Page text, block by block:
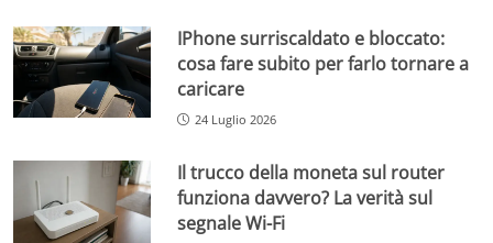
IPhone surriscaldato e bloccato:
cosa fare subito per farlo tornare a
caricare
24 Luglio 2026
Il trucco della moneta sul router
funziona davvero? La verità sul
segnale Wi-Fi